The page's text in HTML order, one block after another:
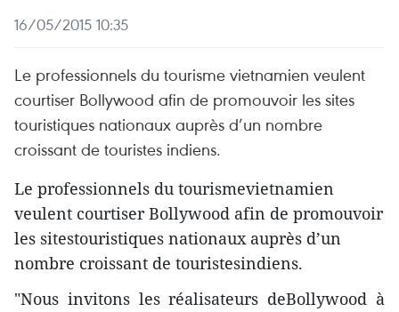
16/05/2015 10:35
Le professionnels du tourisme vietnamien veulent
courtiser Bollywood afin de promouvoir les sites
touristiques nationaux auprès d’un nombre
croissant de touristes indiens.
Le professionnels du tourismevietnamien
veulent courtiser Bollywood afin de promouvoir
les sitestouristiques nationaux auprès d’un
nombre croissant de touristesindiens.
"Nous invitons les réalisateurs deBollywood à